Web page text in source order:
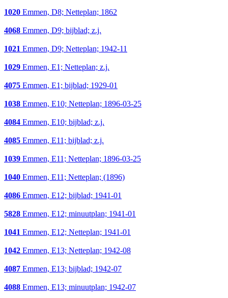
1020 Emmen, D8; Netteplan; 1862
4068 Emmen, D9; bijblad; z.j.
1021 Emmen, D9; Netteplan; 1942-11
1029 Emmen, E1; Netteplan; z.j.
4075 Emmen, E1; bijblad; 1929-01
1038 Emmen, E10; Netteplan; 1896-03-25
4084 Emmen, E10; bijblad; z.j.
4085 Emmen, E11; bijblad; z.j.
1039 Emmen, E11; Netteplan; 1896-03-25
1040 Emmen, E11; Netteplan; (1896)
4086 Emmen, E12; bijblad; 1941-01
5828 Emmen, E12; minuutplan; 1941-01
1041 Emmen, E12; Netteplan; 1941-01
1042 Emmen, E13; Netteplan; 1942-08
4087 Emmen, E13; bijblad; 1942-07
4088 Emmen, E13; minuutplan; 1942-07